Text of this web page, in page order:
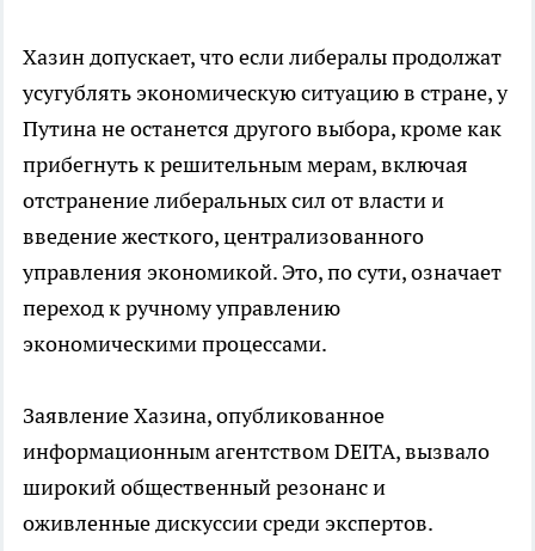
Хазин допускает, что если либералы продолжат
усугублять экономическую ситуацию в стране, у
Путина не останется другого выбора, кроме как
прибегнуть к решительным мерам, включая
отстранение либеральных сил от власти и
введение жесткого, централизованного
управления экономикой. Это, по сути, означает
переход к ручному управлению
экономическими процессами.
Заявление Хазина, опубликованное
информационным агентством DEITA, вызвало
широкий общественный резонанс и
оживленные дискуссии среди экспертов.